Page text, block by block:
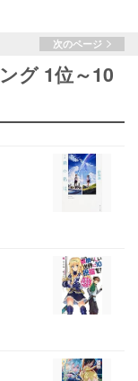
次のページ
グ 1位～10